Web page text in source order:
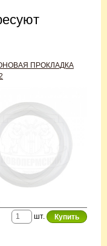
ПРОКЛАДКА
шт.